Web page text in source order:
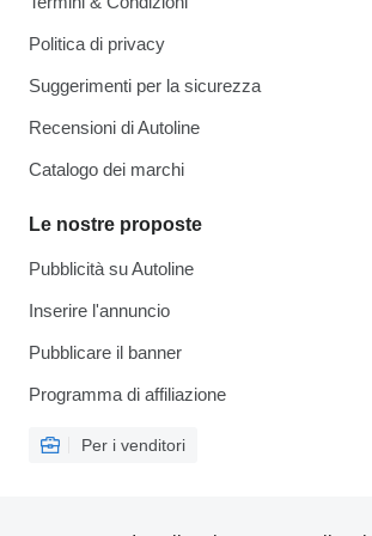
Politica di privacy
Suggerimenti per la sicurezza
Recensioni di Autoline
Catalogo dei marchi
Le nostre proposte
Pubblicità su Autoline
Inserire l'annuncio
Pubblicare il banner
Programma di affiliazione
Per i venditori